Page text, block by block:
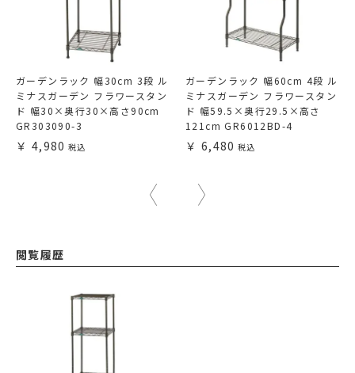
ガーデンラック 幅30cm 3段 ル
ミナスガーデン フラワースタン
ド 幅30×奥行30×高さ90cm
GR303090-3
4,980
ガーデンラック 幅60cm 4段 ル
ミナスガーデン フラワースタン
ド 幅59.5×奥行29.5×高さ
121cm GR6012BD-4
6,480
閲覧履歴